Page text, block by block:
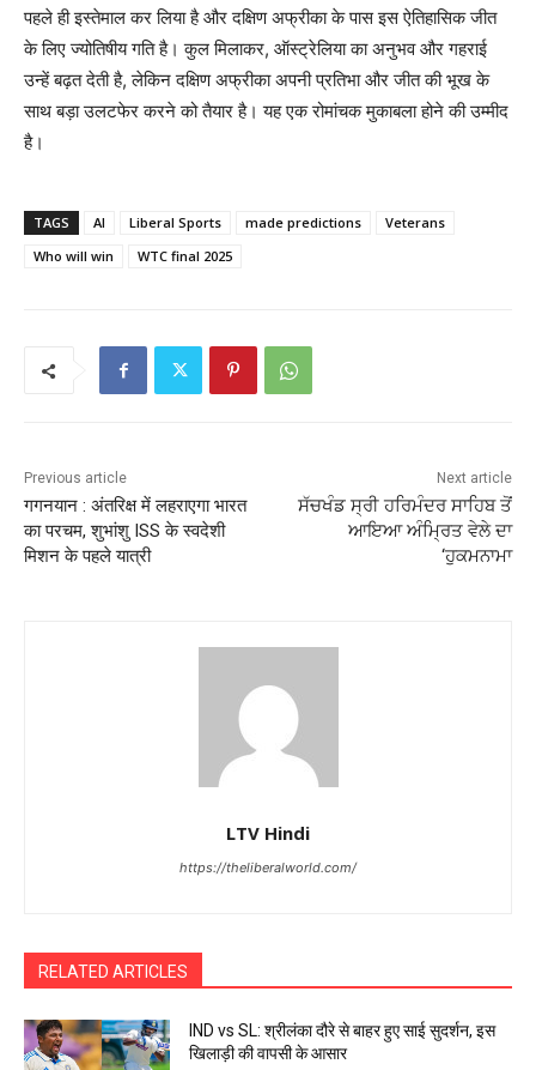
पहले ही इस्तेमाल कर लिया है और दक्षिण अफ्रीका के पास इस ऐतिहासिक जीत
के लिए ज्योतिषीय गति है। कुल मिलाकर, ऑस्ट्रेलिया का अनुभव और गहराई
उन्हें बढ़त देती है, लेकिन दक्षिण अफ्रीका अपनी प्रतिभा और जीत की भूख के
साथ बड़ा उलटफेर करने को तैयार है। यह एक रोमांचक मुकाबला होने की उम्मीद
है।
TAGS AI Liberal Sports made predictions
Veterans
Who will win
WTC final 2025
Previous article
गगनयान : अंतरिक्ष में लहराएगा भारत
का परचम, शुभांशु ISS के स्वदेशी
मिशन के पहले यात्री
Next article
ਸੱਚਖੰਡ ਸ੍ਰੀ ਹਰਿਮੰਦਰ ਸਾਹਿਬ ਤੋਂ
ਆਇਆ ਅੰਮ੍ਰਿਤ ਵੇਲੇ ਦਾ
‘ਹੁਕਮਨਾਮਾ
LTV Hindi
https://theliberalworld.com/
RELATED ARTICLES
IND vs SL: श्रीलंका दौरे से बाहर हुए साई सुदर्शन, इस
खिलाड़ी की वापसी के आसार